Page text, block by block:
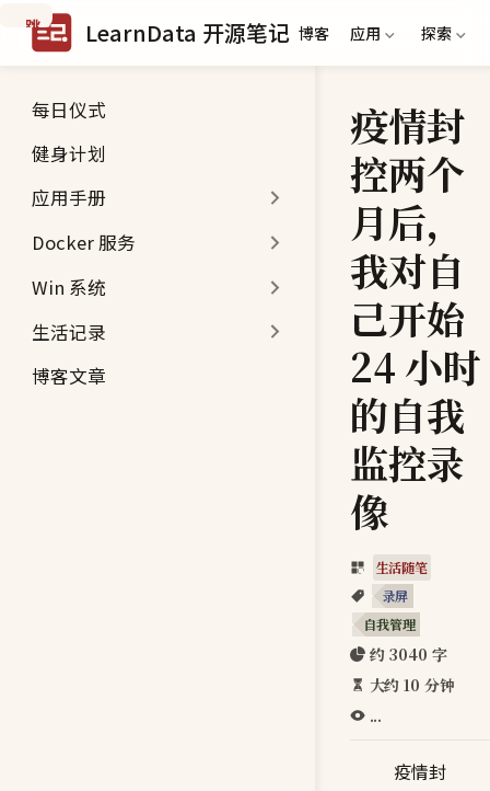
跳
到
主
内
容
LearnData 开源笔记 博客 应用 探索
每日仪式
健身计划
应用手册
Docker 服务
Win 系统
生活记录
博客文章
疫情封
控两个
月后，
我对自
己开始
24 小时
的自我
监控录
像
生活随笔
录屏
自我管理
约 3040 字
大约 10 分钟
...
疫情封